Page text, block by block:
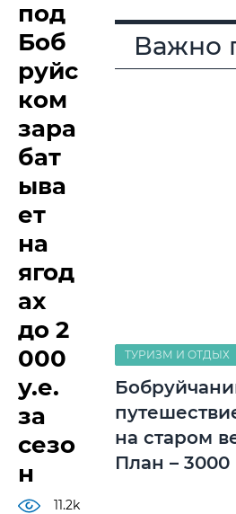
под
Боб
руйс
ком
зара
бат
ыва
ет
на
ягод
ах
до 2
000
у.е.
за
сезо
н
11.2k
Важно
ТУРИЗМ И ОТДЫХ
на старом
План – 3000